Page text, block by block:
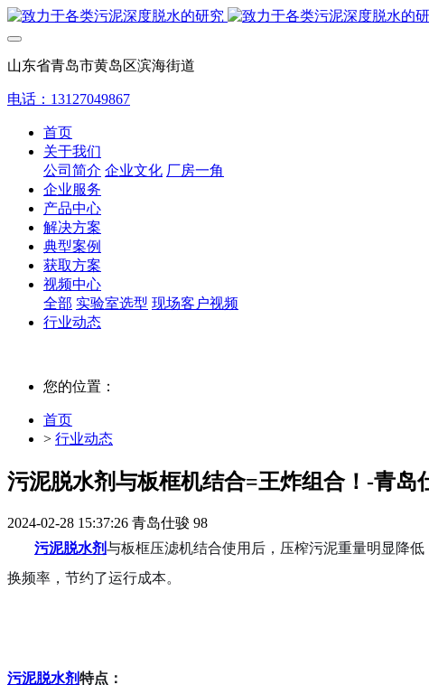
山东省青岛市黄岛区滨海街道
电话：13127049867
首页
关于我们
公司简介 企业文化 厂房一角
企业服务
产品中心
解决方案
典型案例
获取方案
视频中心
全部 实验室选型 现场客户视频
行业动态
您的位置：
首页
> 行业动态
污泥脱水剂与板框机结合=王炸组合！-青岛
2024-02-28 15:37:26 青岛仕骏 98
污泥脱水剂与板框压滤机结合使用后，压榨污泥重量明显降
换频率，节约了运行成本。
污泥脱水剂特点：